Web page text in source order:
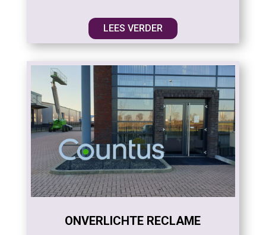
LEES VERDER
ONVERLICHTE RECLAME